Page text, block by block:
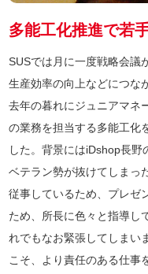
多能工化推進で若
SUSでは月に一度戦略会議
生産効率の向上などにつな
去年の暮れにジュニアマネ
の業務を担当する多能工化
した。背景にはiDshop長
ベテラン勢が抜けてしまっ
従事しているため、プレゼ
ため、所長に色々と指導し
れでもなお緊張してしま
こそ、より責任のある仕事